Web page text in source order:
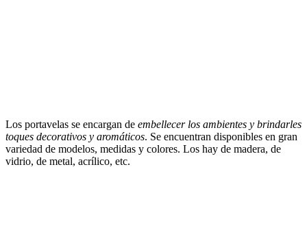
Los portavelas se encargan de embellecer los ambientes y brindarles
toques decorativos y aromáticos. Se encuentran disponibles en gran
variedad de modelos, medidas y colores. Los hay de madera, de
vidrio, de metal, acrílico, etc.